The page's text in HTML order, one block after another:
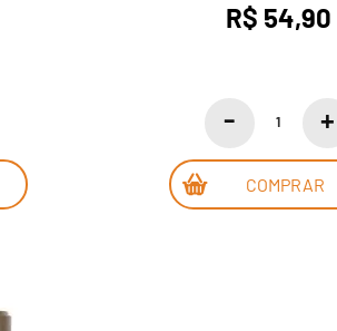
R$ 54,90
COMPRAR